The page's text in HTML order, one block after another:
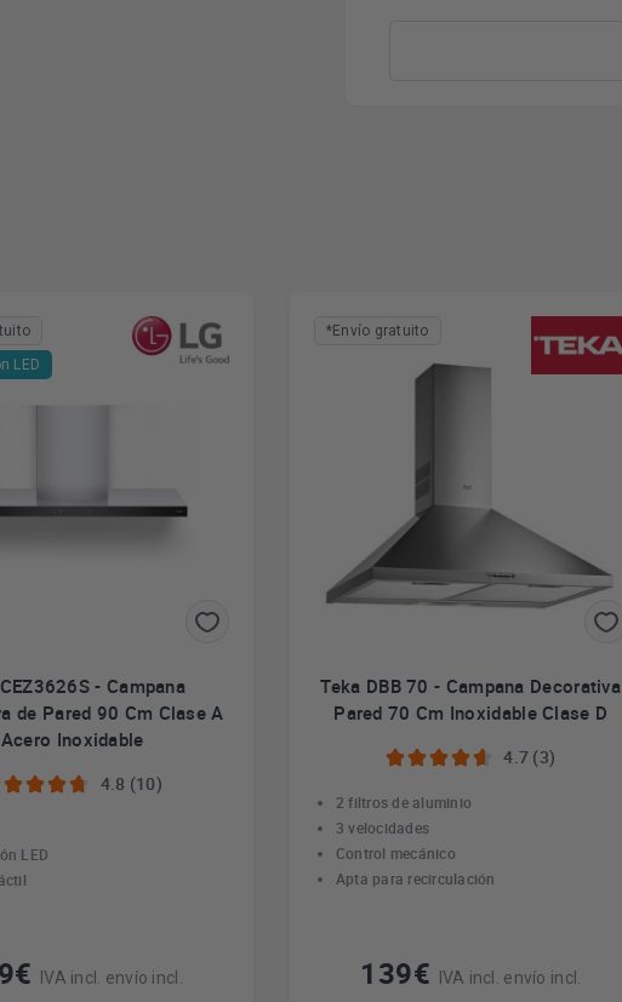
LED
- Campana
de Pared 90 Cm Clase A
Acero Inoxidable
4.8 (10)
LED
IVA incl. envío incl.
*Envío gratuito
Teka DBB 70 - Campana Decorativa
Pared 70 Cm Inoxidable Clase D
4.7 (3)
2 filtros de aluminio
3 velocidades
Control mecánico
Apta para recirculación
139€ IVA incl. envío incl.